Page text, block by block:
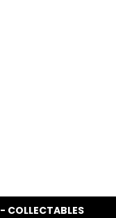
COLLECTABLES